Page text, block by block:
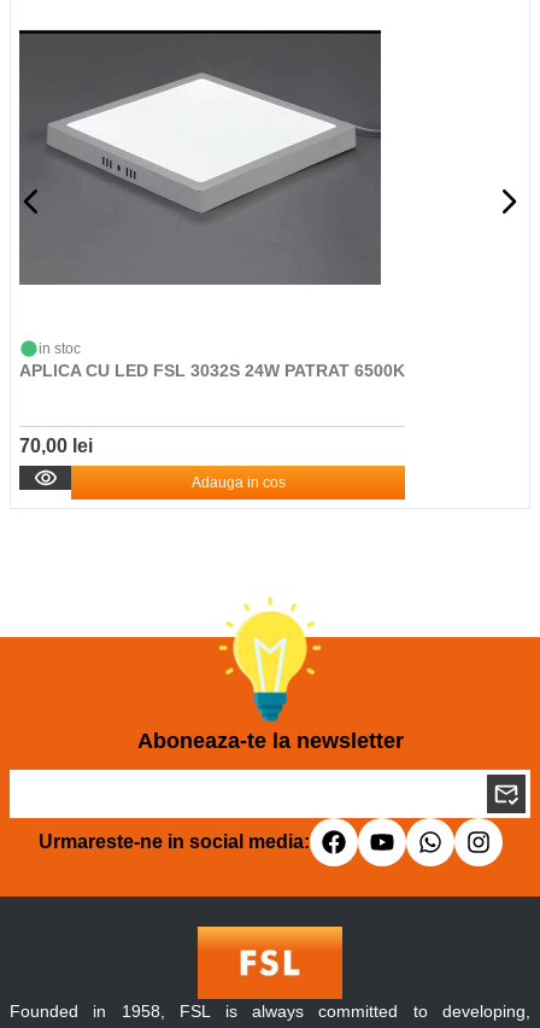
in stoc
APLICA CU LED FSL 3032S 24W PATRAT 6500K
70,00 lei
Adauga in cos
Aboneaza-te la newsletter
Urmareste-ne in social media:
Founded in 1958, FSL is always committed to developing,